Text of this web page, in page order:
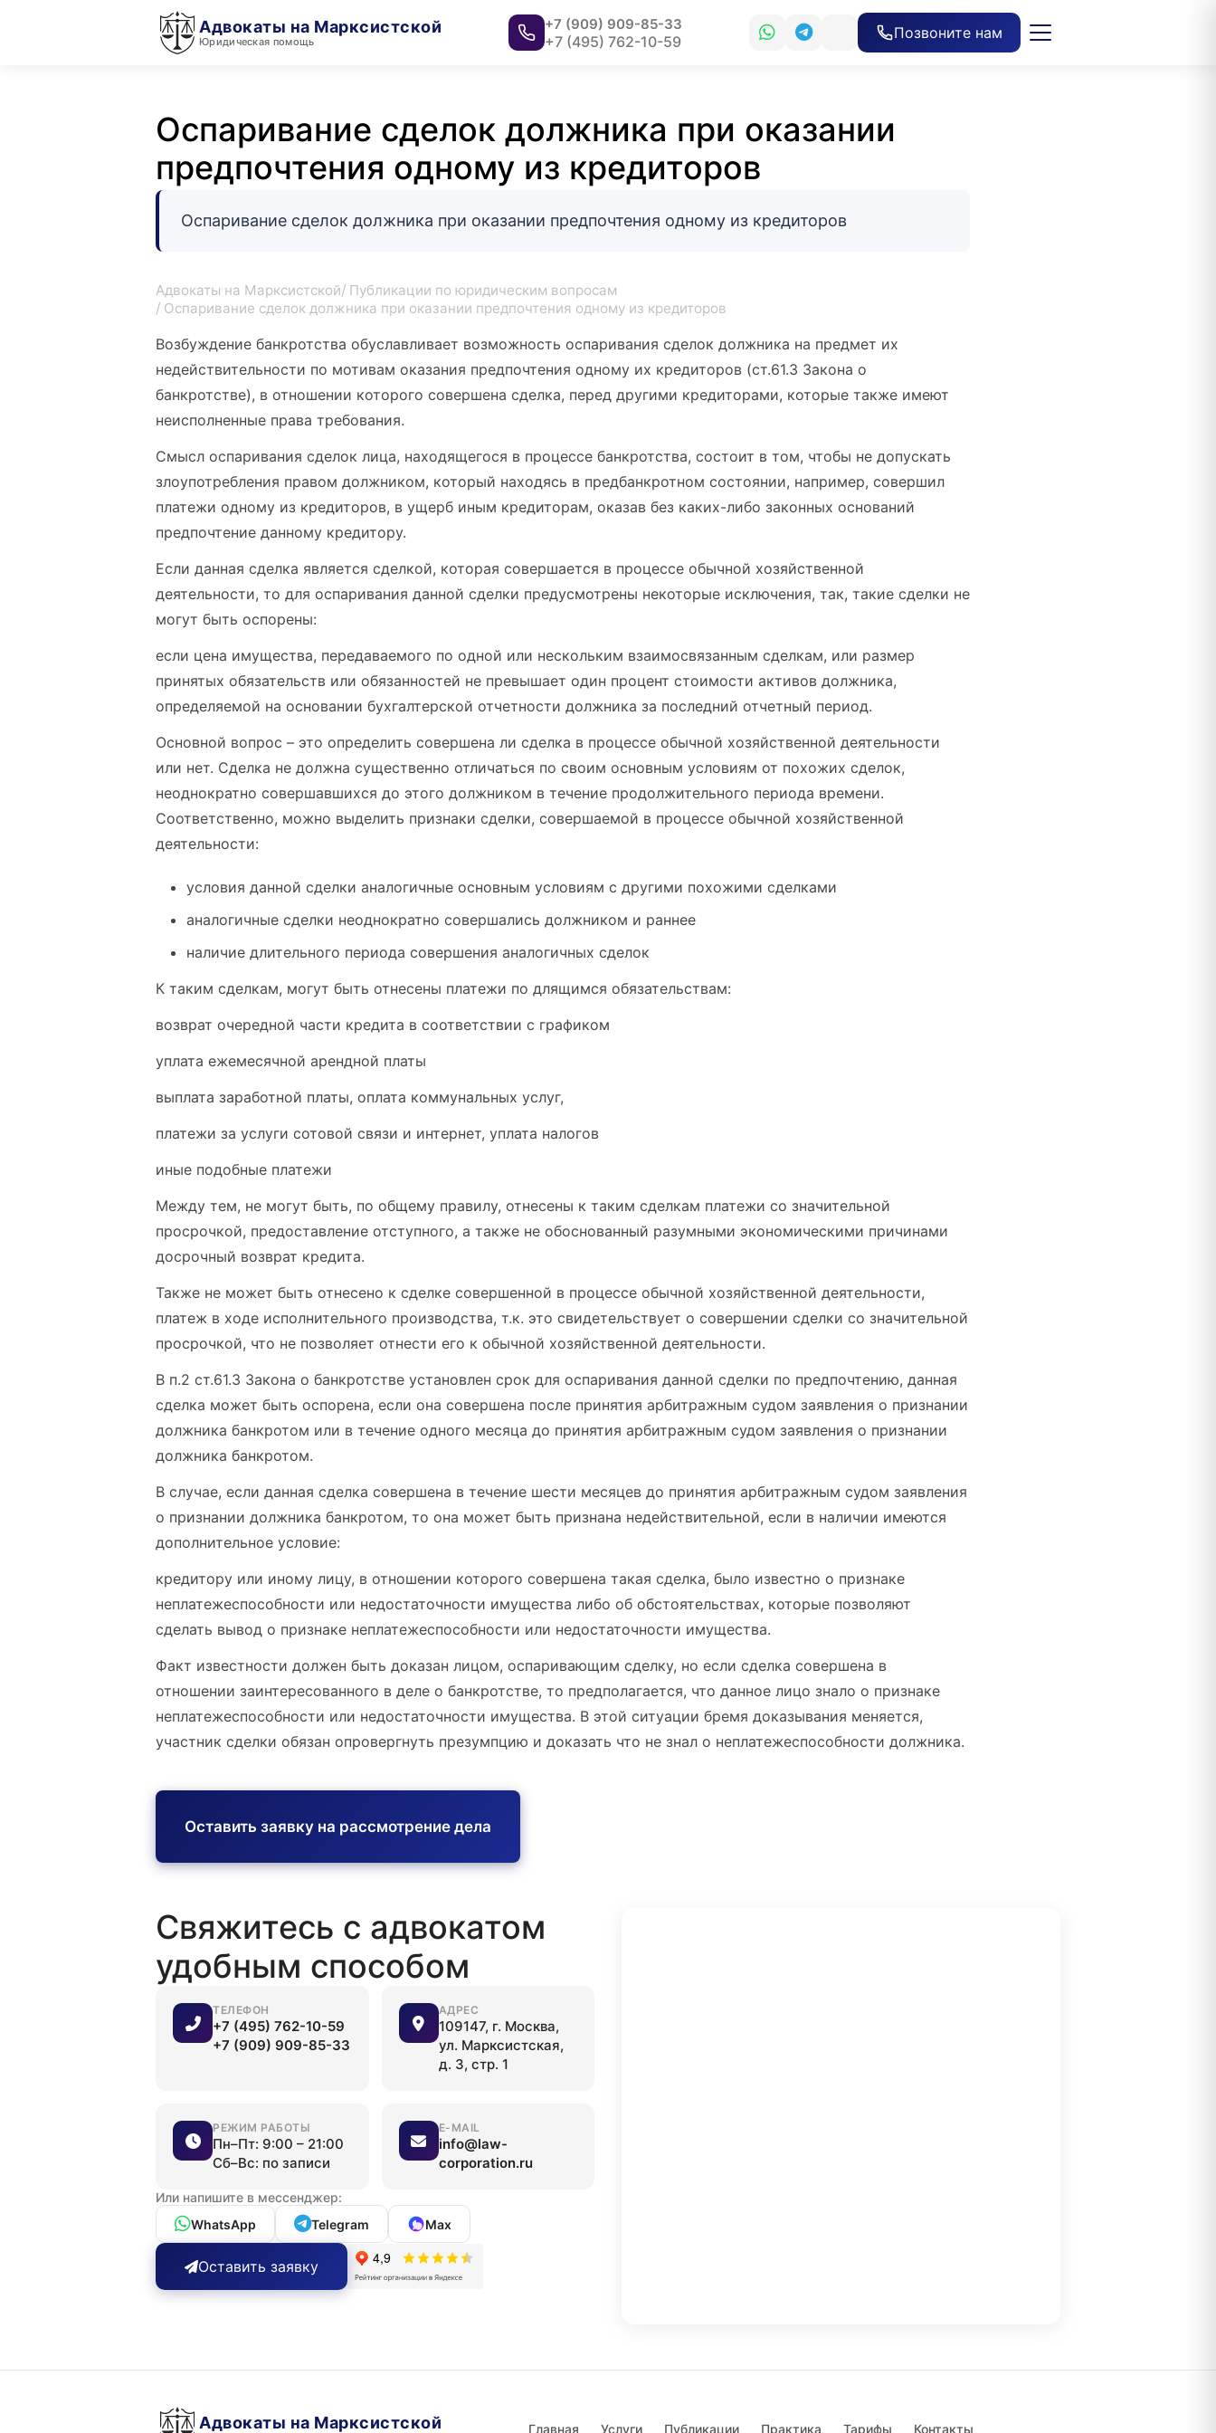
Адвокаты на Марксистской
Юридическая помощь
+7 (909) 909-85-33
+7 (495) 762-10-59 Позвоните нам
Оспаривание сделок должника при оказании
предпочтения одному из кредиторов
Оспаривание сделок должника при оказании предпочтения одному из кредиторов
Адвокаты на Марксистской Публикации по юридическим вопросам
Оспаривание сделок должника при оказании предпочтения одному из кредиторов
Возбуждение банкротства обуславливает возможность оспаривания сделок должника на предмет их
недействительности по мотивам оказания предпочтения одному их кредиторов (ст.61.3 Закона о
банкротстве), в отношении которого совершена сделка, перед другими кредиторами, которые также имеют
неисполненные права требования.
Смысл оспаривания сделок лица, находящегося в процессе банкротства, состоит в том, чтобы не допускать
злоупотребления правом должником, который находясь в предбанкротном состоянии, например, совершил
платежи одному из кредиторов, в ущерб иным кредиторам, оказав без каких-либо законных оснований
предпочтение данному кредитору.
Если данная сделка является сделкой, которая совершается в процессе обычной хозяйственной
деятельности, то для оспаривания данной сделки предусмотрены некоторые исключения, так, такие сделки не
могут быть оспорены:
если цена имущества, передаваемого по одной или нескольким взаимосвязанным сделкам, или размер
принятых обязательств или обязанностей не превышает один процент стоимости активов должника,
определяемой на основании бухгалтерской отчетности должника за последний отчетный период.
Основной вопрос – это определить совершена ли сделка в процессе обычной хозяйственной деятельности
или нет. Сделка не должна существенно отличаться по своим основным условиям от похожих сделок,
неоднократно совершавшихся до этого должником в течение продолжительного периода времени.
Соответственно, можно выделить признаки сделки, совершаемой в процессе обычной хозяйственной
деятельности:
условия данной сделки аналогичные основным условиям с другими похожими сделками
аналогичные сделки неоднократно совершались должником и раннее
наличие длительного периода совершения аналогичных сделок
К таким сделкам, могут быть отнесены платежи по длящимся обязательствам:
возврат очередной части кредита в соответствии с графиком
уплата ежемесячной арендной платы
выплата заработной платы, оплата коммунальных услуг,
платежи за услуги сотовой связи и интернет, уплата налогов
иные подобные платежи
Между тем, не могут быть, по общему правилу, отнесены к таким сделкам платежи со значительной
просрочкой, предоставление отступного, а также не обоснованный разумными экономическими причинами
досрочный возврат кредита.
Также не может быть отнесено к сделке совершенной в процессе обычной хозяйственной деятельности,
платеж в ходе исполнительного производства, т.к. это свидетельствует о совершении сделки со значительной
просрочкой, что не позволяет отнести его к обычной хозяйственной деятельности.
В п.2 ст.61.3 Закона о банкротстве установлен срок для оспаривания данной сделки по предпочтению, данная
сделка может быть оспорена, если она совершена после принятия арбитражным судом заявления о признании
должника банкротом или в течение одного месяца до принятия арбитражным судом заявления о признании
должника банкротом.
В случае, если данная сделка совершена в течение шести месяцев до принятия арбитражным судом заявления
о признании должника банкротом, то она может быть признана недействительной, если в наличии имеются
дополнительное условие:
кредитору или иному лицу, в отношении которого совершена такая сделка, было известно о признаке
неплатежеспособности или недостаточности имущества либо об обстоятельствах, которые позволяют
сделать вывод о признаке неплатежеспособности или недостаточности имущества.
Факт известности должен быть доказан лицом, оспаривающим сделку, но если сделка совершена в
отношении заинтересованного в деле о банкротстве, то предполагается, что данное лицо знало о признаке
неплатежеспособности или недостаточности имущества. В этой ситуации бремя доказывания меняется,
участник сделки обязан опровергнуть презумпцию и доказать что не знал о неплатежеспособности должника.
Оставить заявку на рассмотрение дела
Свяжитесь с адвокатом
удобным способом
ТЕЛЕФОН
+7 (495) 762-10-59
+7 (909) 909-85-33
АДРЕС
109147, г. Москва,
ул. Марксистская,
д. 3, стр. 1
РЕЖИМ РАБОТЫ
Пн–Пт: 9:00 – 21:00
Сб–Вс: по записи
E-MAIL
info@law-
corporation.ru
Или напишите в мессенджер:
WhatsApp
Telegram Max
Оставить заявку
Адвокаты на Марксистской Главная Услуги Публикации Практика Тарифы Контакты